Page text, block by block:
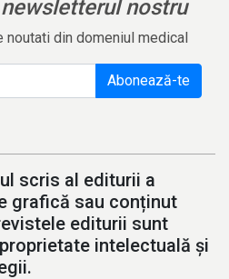
nostru
noutati din domeniul medical
Abonează-te
scris al editurii a
grafică sau conținut
editurii sunt
intelectuală și